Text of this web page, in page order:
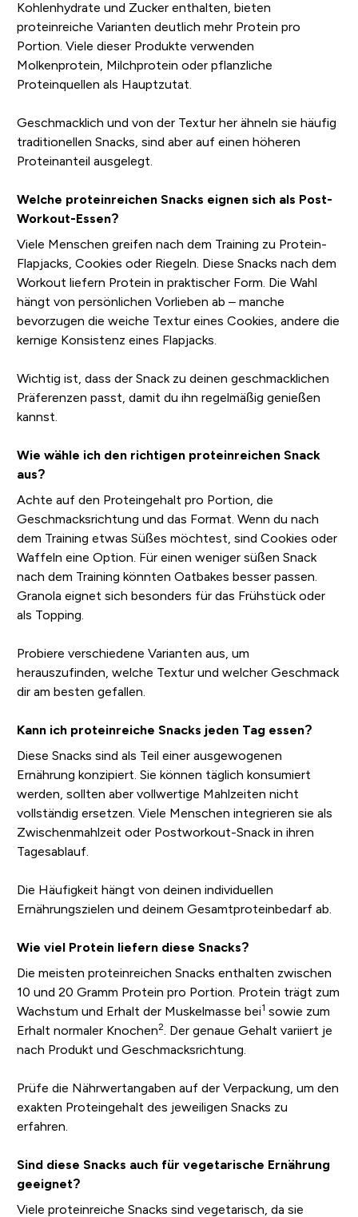
Kohlenhydrate und Zucker enthalten, bieten
proteinreiche Varianten deutlich mehr Protein pro
Portion. Viele dieser Produkte verwenden
Molkenprotein, Milchprotein oder pflanzliche
Proteinquellen als Hauptzutat.
Geschmacklich und von der Textur her ähneln sie häufig
traditionellen Snacks, sind aber auf einen höheren
Proteinanteil ausgelegt.
Welche proteinreichen Snacks eignen sich als Post-
Workout-Essen?
Viele Menschen greifen nach dem Training zu Protein-
Flapjacks, Cookies oder Riegeln. Diese Snacks nach dem
Workout liefern Protein in praktischer Form. Die Wahl
hängt von persönlichen Vorlieben ab – manche
bevorzugen die weiche Textur eines Cookies, andere die
kernige Konsistenz eines Flapjacks.
Wichtig ist, dass der Snack zu deinen geschmacklichen
Präferenzen passt, damit du ihn regelmäßig genießen
kannst.
Wie wähle ich den richtigen proteinreichen Snack
aus?
Achte auf den Proteingehalt pro Portion, die
Geschmacksrichtung und das Format. Wenn du nach
dem Training etwas Süßes möchtest, sind Cookies oder
Waffeln eine Option. Für einen weniger süßen Snack
nach dem Training könnten Oatbakes besser passen.
Granola eignet sich besonders für das Frühstück oder
als Topping.
Probiere verschiedene Varianten aus, um
herauszufinden, welche Textur und welcher Geschmack
dir am besten gefallen.
Kann ich proteinreiche Snacks jeden Tag essen?
Diese Snacks sind als Teil einer ausgewogenen
Ernährung konzipiert. Sie können täglich konsumiert
werden, sollten aber vollwertige Mahlzeiten nicht
vollständig ersetzen. Viele Menschen integrieren sie als
Zwischenmahlzeit oder Postworkout-Snack in ihren
Tagesablauf.
Die Häufigkeit hängt von deinen individuellen
Ernährungszielen und deinem Gesamtproteinbedarf ab.
Wie viel Protein liefern diese Snacks?
Die meisten proteinreichen Snacks enthalten zwischen
10 und 20 Gramm Protein pro Portion. Protein trägt zum
Wachstum und Erhalt der Muskelmasse bei1 sowie zum
Erhalt normaler Knochen2. Der genaue Gehalt variiert je
nach Produkt und Geschmacksrichtung.
Prüfe die Nährwertangaben auf der Verpackung, um den
exakten Proteingehalt des jeweiligen Snacks zu
erfahren.
Sind diese Snacks auch für vegetarische Ernährung
geeignet?
Viele proteinreiche Snacks sind vegetarisch, da sie